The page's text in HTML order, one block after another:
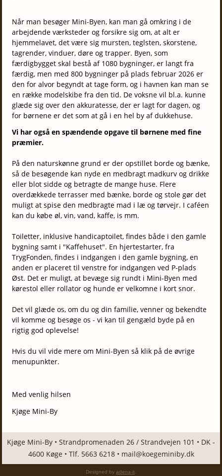
Når man besøger Mini-Byen, kan man gå omkring i de
arbejdende værksteder og forsikre sig om, at alt er
hjemmelavet, det være sig mursten, teglsten, skorstene,
tagrender, vinduer, døre og trapper. Byen, som
færdigbygget skal bestå af 1080 bygninger, er langt fra
færdig, men med 800 bygninger på plads februar 2026 er
den for alvor begyndt at tage form, og i havnen kan man se
en række modelskibe fra den tid. De voksne vil bl.a. kunne
glæde sig over den akkuratesse, der er lagt for dagen, og
for børnene er det som at gå i en hel by af dukkehuse.
Vi har også en spændende opgave til børnene med fine
præmier.
På den naturskønne grund er der opstillet borde og bænke,
så de besøgende kan nyde en medbragt madkurv og drikke
eller blot sidde og betragte de mange huse. Flere
overdækkede terrasser med bænke, borde og stole gør det
muligt at spise den medbragte mad i læ og tørvejr. I caféen
kan du købe øl, vin, vand, kaffe, is mm.
Toiletter, inklusive handicaptoilet, findes både i den gamle
bygning samt i "Kaffehuset". En hjertestarter, fra
TrygFonden, findes i indgangen i den gamle bygning, en
anden er placeret til venstre for indgangen ved P-plads
Øst. Det er muligt, at bevæge sig rundt i Mini-Byen med
kørestol eller rollator og hunde er velkomne i kort snor.
Det vil glæde os, om du og din familie, venner og bekendte
vil komme og besøge os - vi kan til gengæld byde på en
rigtig god oplevelse!
Hvis du vil vide mere om Mini-Byen så klik på de øvrige
menupunkter.
Med venlig hilsen
Kjøge Mini-By
Kjøge Mini-By • Strandpromenaden 26 / Strandvejen 101 • DK -
4600 Køge • Tlf. 5663 6218 • mail@koegeminiby.dk
Designed by adena-it